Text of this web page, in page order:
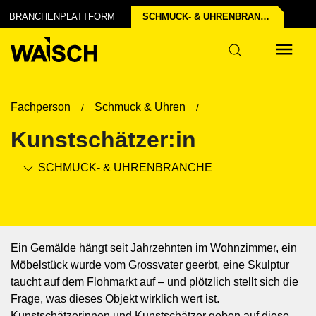
BRANCHENPLATTFORM SCHMUCK- & UHREN­BRANCHE
der Industrie
Fachperson Schmuck & Uhren
Kunstschätzer:in
SCHMUCK- & UHREN­BRANCHE
Ein Gemälde hängt seit Jahrzehnten im Wohnzimmer, ein
Möbelstück wurde vom Grossvater geerbt, eine Skulptur
taucht auf dem Flohmarkt auf – und plötzlich stellt sich die
Frage, was dieses Objekt wirklich wert ist.